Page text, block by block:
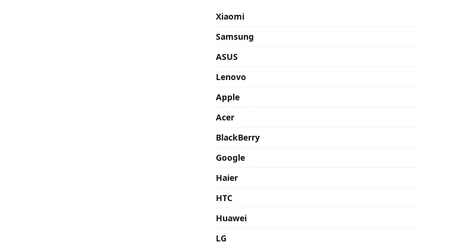
Xiaomi
Samsung
ASUS
Lenovo
Apple
Acer
BlackBerry
Google
Haier
HTC
Huawei
LG